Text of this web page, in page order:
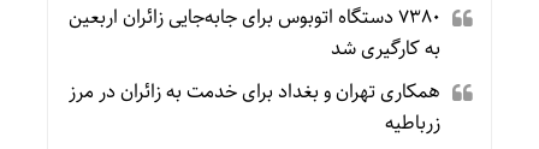
۷۳۸۰ دستگاه اتوبوس برای جابه‌جایی زائران اربعین
به‌ کارگیری شد
همکاری تهران و بغداد برای خدمت به زائران در مرز
زرباطیه